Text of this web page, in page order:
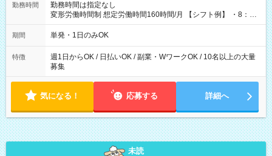
勤務時間
勤務時間は指定なし
変形労働時間制 想定労働時間160時間/月 【シフト例】 ・8：00
～21：00
期間 単発・1日のみOK
特徴
週1日からOK / 日払いOK / 副業・WワークOK / 10名以上の大量
募集
気になる！ 応募する 詳細へ
未読